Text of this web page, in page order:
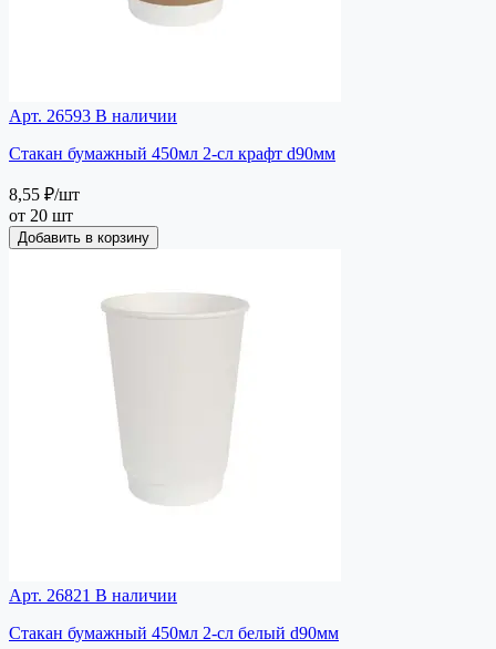
Арт. 26593 В наличии
Стакан бумажный 450мл 2-сл крафт d90мм
8,55 ₽/шт
от 20 шт
Добавить в корзину
Арт. 26821 В наличии
Стакан бумажный 450мл 2-сл белый d90мм